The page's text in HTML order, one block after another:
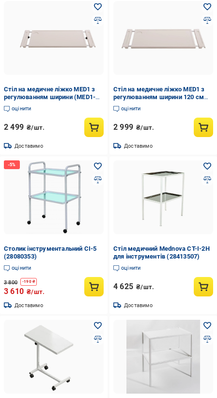
Стіл на медичне ліжко MED1 з
регулюванням ширини (MED1-
S02)
оцінити
2 499 ₴/шт.
Доставимо
Стіл на медичне ліжко MED1 з
регулюванням ширини 120 см
(MED1-S03)
оцінити
2 999 ₴/шт.
Доставимо
Столик інструментальний СІ-5
(28080353)
оцінити
3 800 -190₴
3 610 ₴/шт.
Доставимо
Стіл медичний Mednova СТ-І-2Н
для інструментів (28413507)
оцінити
4 625 ₴/шт.
Доставимо